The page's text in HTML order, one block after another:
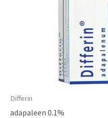
Differin
adapaleen 0.1%